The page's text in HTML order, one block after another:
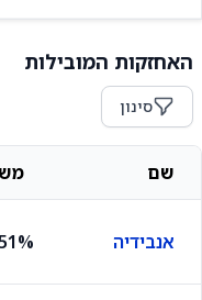
האחזקות המובילות
סינון
שם
אנבידיה